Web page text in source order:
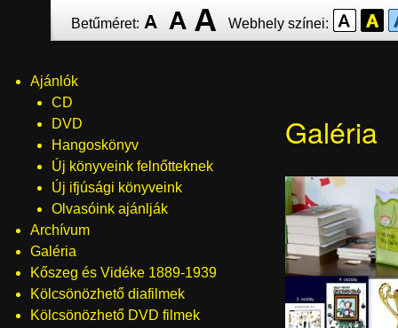
Betűméret: Webhely színei:
Menü
Ajánlók
CD
DVD
Hangoskönyv
Új könyveink felnőtteknek
Új ifjúsági könyveink
Olvasóink ajánlják
Archívum
Galéria
Kőszeg és Vidéke 1889-1939
Kölcsönözhető diafilmek
Kölcsönözhető DVD filmek
Galéria